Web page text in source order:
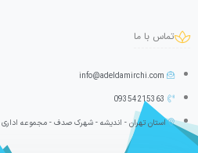
تماس با ما
info@adeldamirchi.com
09354215363
استان تهران - اندیشه - شهرک صدف - مجموعه اداری و